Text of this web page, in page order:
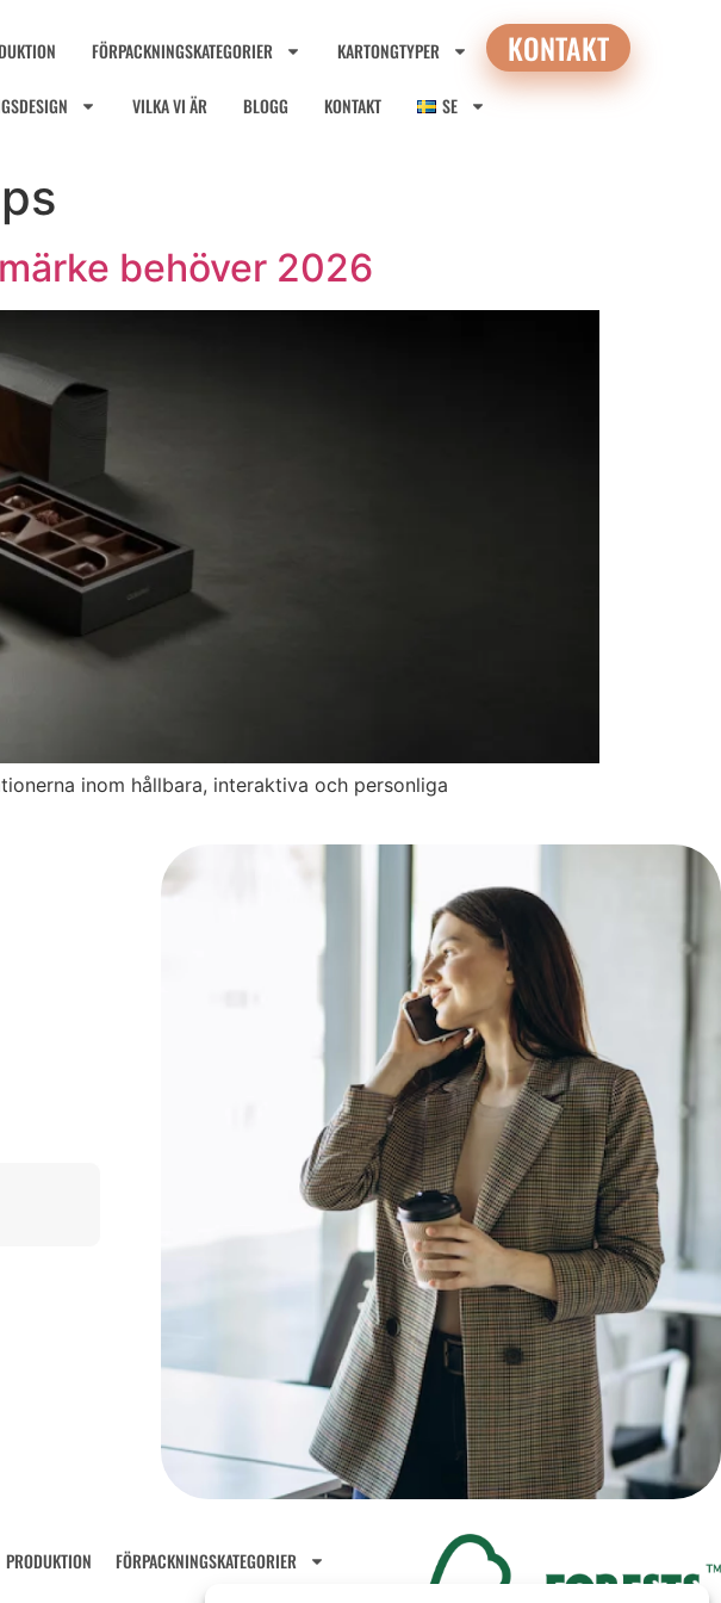
FÖRPACKNINGSKATEGORIER KARTONGTYPER
VILKA VI ÄR BLOGG KONTAKT SE
KONTAKT
behöver 2026
inom hållbara, interaktiva och personliga
PRODUKTION FÖRPACKNINGSKATEGORIER